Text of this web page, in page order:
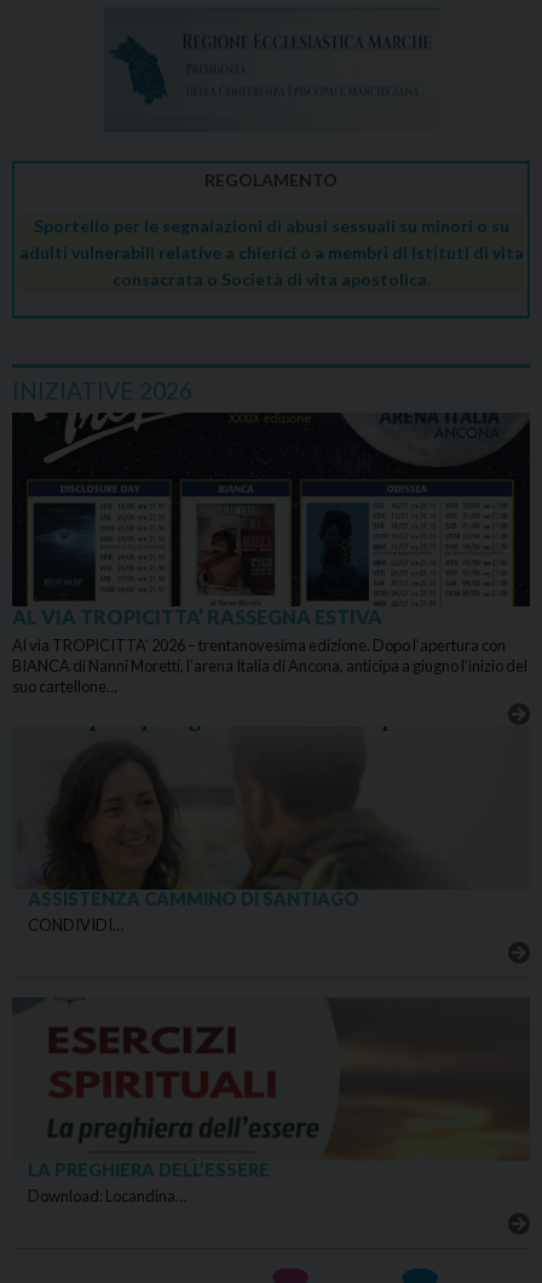
REGOLAMENTO
Sportello per le segnalazioni di abusi sessuali su minori o su
adulti vulnerabili relative a chierici o a membri di Istituti di vita
consacrata o Società di vita apostolica.
INIZIATIVE 2026
AL VIA TROPICITTA’ RASSEGNA ESTIVA
Al via TROPICITTA’ 2026 – trentanovesima edizione. Dopo l’apertura con
BIANCA di Nanni Moretti, l’arena Italia di Ancona, anticipa a giugno l’inizio del
suo cartellone…
ASSISTENZA CAMMINO DI SANTIAGO
CONDIVIDI…
LA PREGHIERA DELL’ESSERE
Download: Locandina…